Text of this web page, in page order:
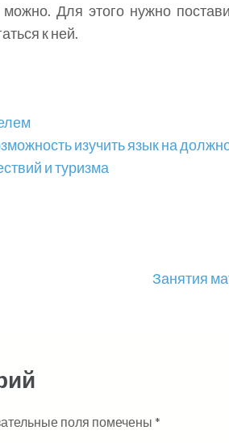
Для этого нужно
к ней.
изучить язык на
и туризма
Занятия
поля помечены *